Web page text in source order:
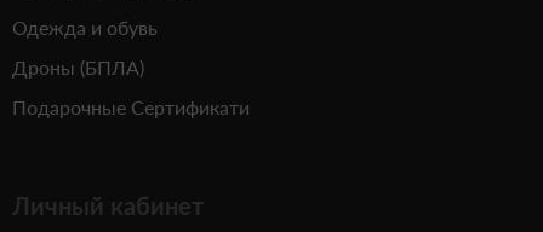
Одежда и обувь
Дроны (БПЛА)
Подарочные Сертификати
Личный кабинет